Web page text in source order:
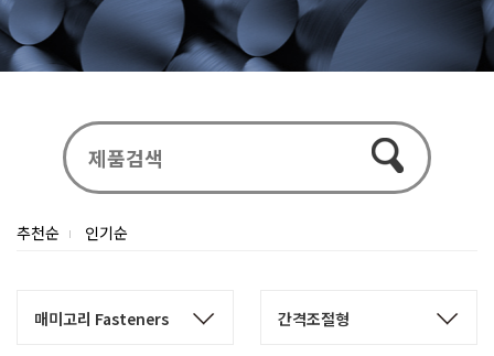
추천순 인기순